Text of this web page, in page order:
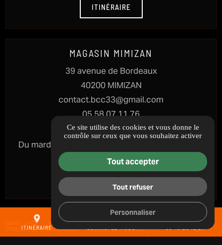
place
ITINÉRAIRE CONTACTEZ-NOUS 05 40 25 13 91
ITINÉRAIRE
MAGASIN MIMIZAN
39 avenue de Bordeaux
40200 MIMIZAN
contact.bcc33@gmail.com
05 58 07 11 76
HORAIRES
Du mardi au samedi : 10h - 12h30 & 13h30 - 17h
Fermé le dimanche & lundi
ITINÉRAIRE
Guide Local Informations complémentaires Mentions légales
Politique de confidentialité Gestion des cookies
Ce site utilise des cookies et vous donne le
contrôle sur ceux que vous souhaitez activer
Tout accepter
Tout refuser
Personnaliser